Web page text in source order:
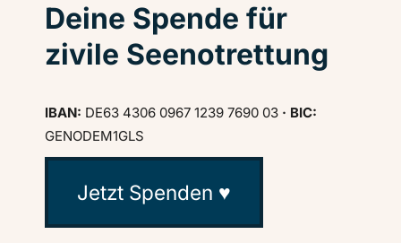
Deine Spende für
zivile Seenotrettung
IBAN: DE63 4306 0967 1239 7690 03 · BIC:
GENODEM1GLS
Jetzt Spenden ♥